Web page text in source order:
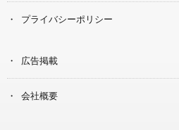
プライバシーポリシー
広告掲載
会社概要